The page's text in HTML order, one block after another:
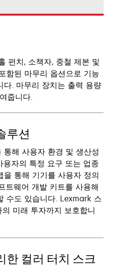
펀치, 소책자, 중철 제본 및
함된 마무리 옵션으로 기능
다. 마무리 장치는 출력 용량
줍니다.
루션
통해 사용자 환경 및 생산성
용자의 특정 요구 또는 업종
을 통해 기기를 사용자 정의
트웨어 개발 키트를 사용해
수도 있습니다. Lexmark 스
미래 투자까지 보호합니
한 컬러 터치 스크